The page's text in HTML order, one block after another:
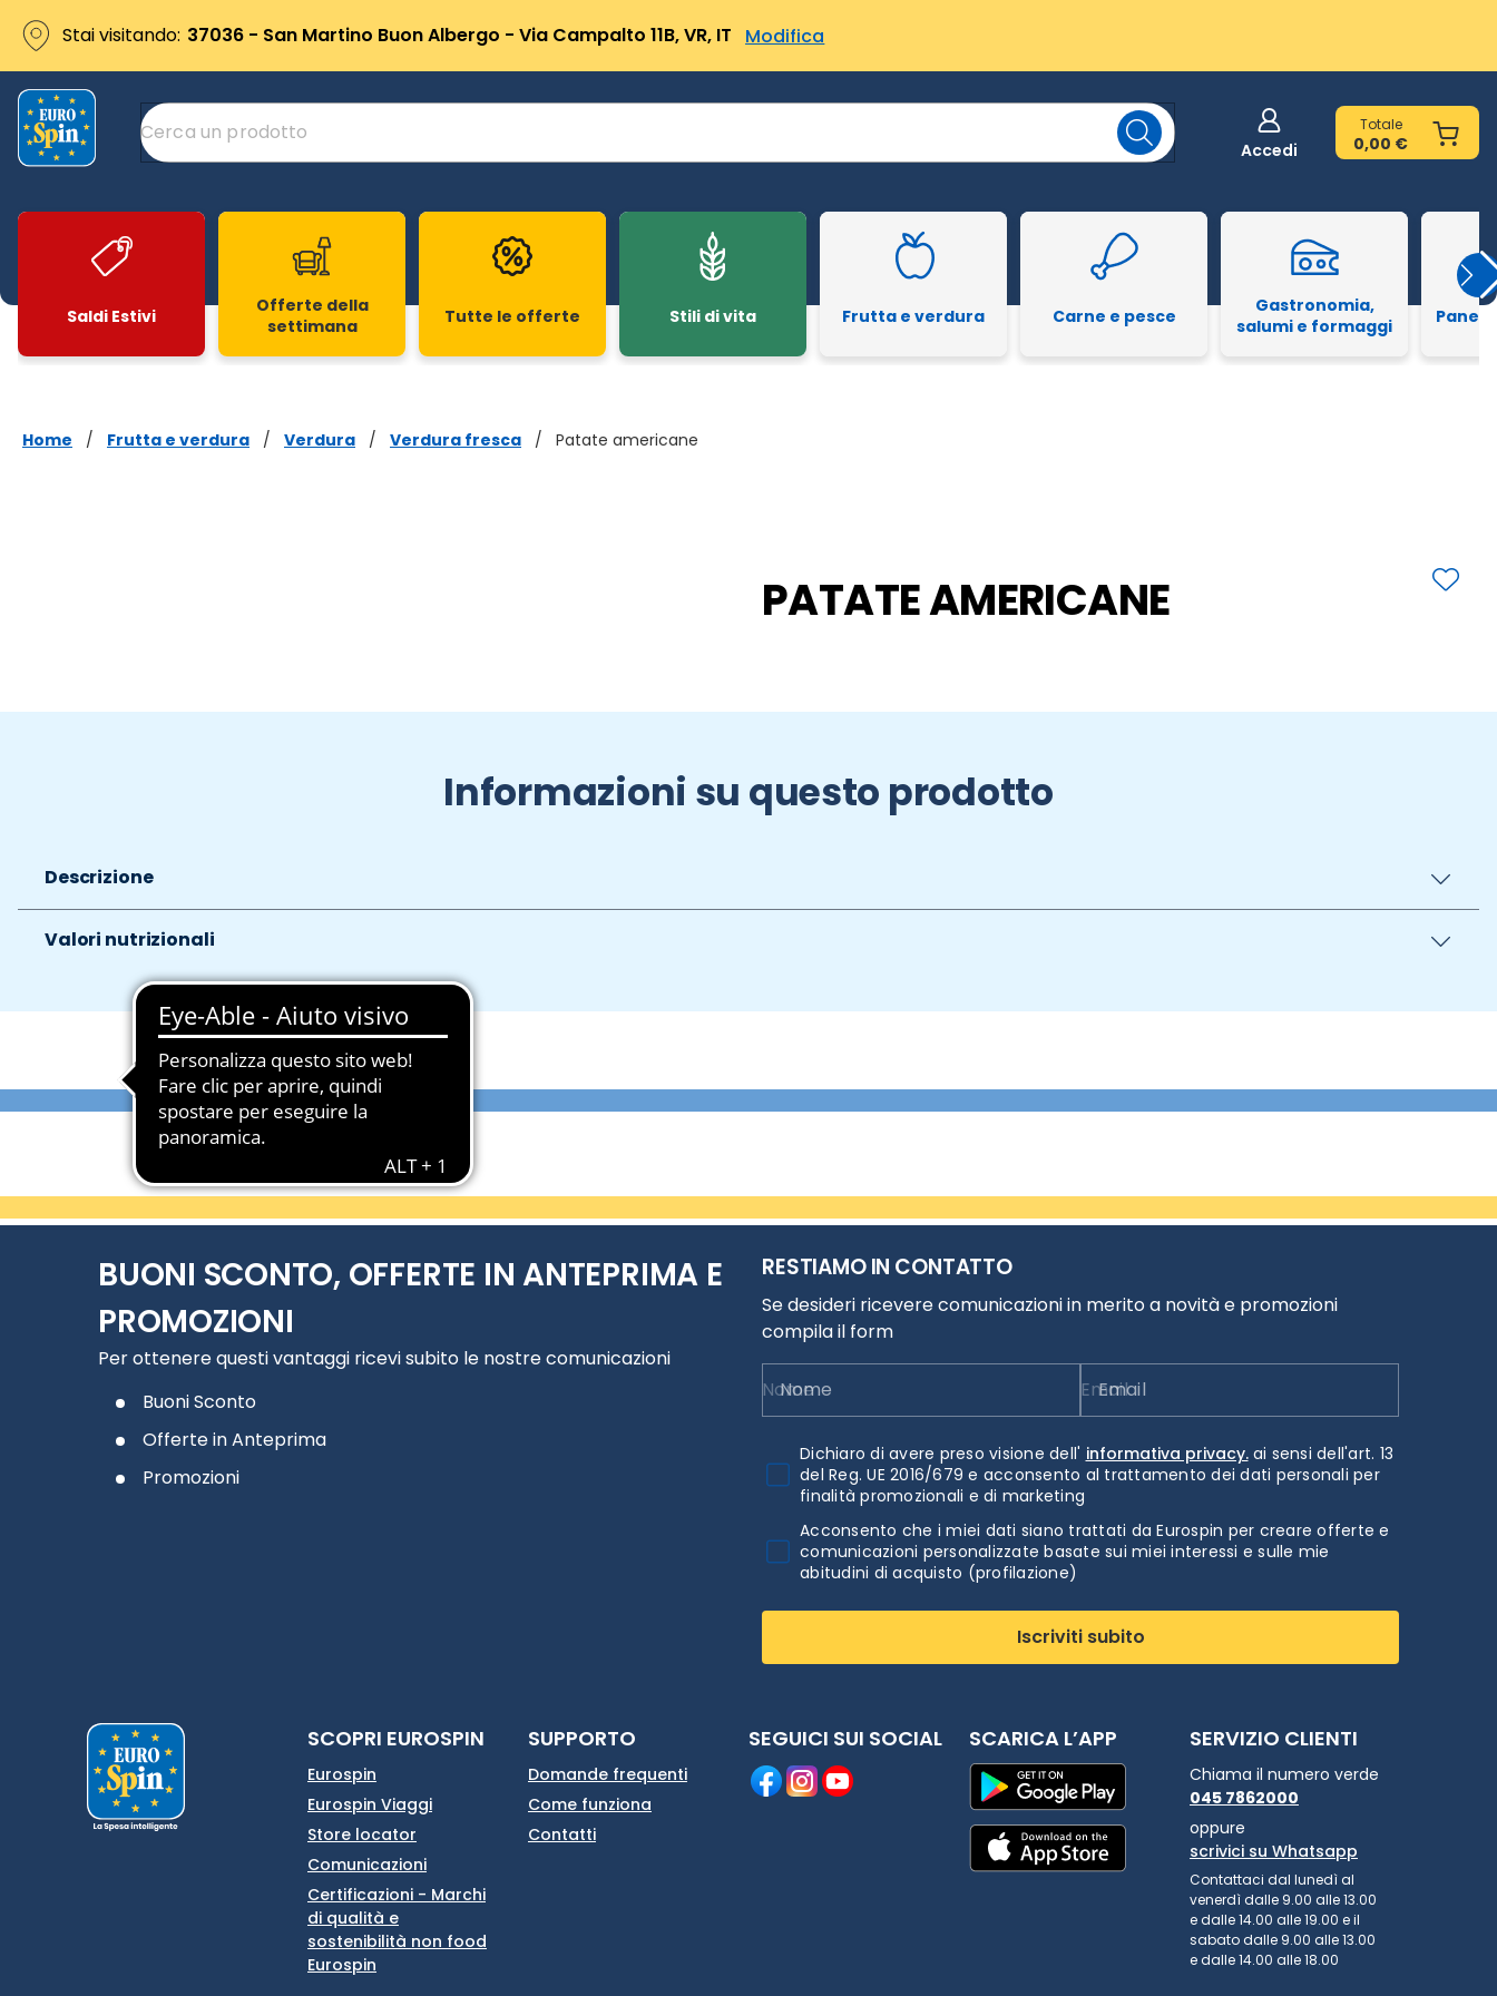
Stai visitando: 37036 - San Martino Buon Albergo - Via Campalto 11B, VR, IT Modifica
Accedi
Totale
0,00 €
Saldi Estivi
Offerte della
settimana
Tutte le offerte Stili di vita Frutta e verdura Carne e pesce
Gastronomia,
salumi e formaggi
Pane
Home / Frutta e verdura / Verdura / Verdura fresca / Patate americane
PATATE AMERICANE
Informazioni su questo prodotto
Descrizione
Valori nutrizionali
BUONI SCONTO, OFFERTE IN ANTEPRIMA E
PROMOZIONI
Per ottenere questi vantaggi ricevi subito le nostre comunicazioni
Buoni Sconto
Offerte in Anteprima
Promozioni
RESTIAMO IN CONTATTO
Se desideri ricevere comunicazioni in merito a novità e promozioni
compila il form
Nome Email
Dichiaro di avere preso visione dell' informativa privacy.ai sensi dell'art. 13
del Reg. UE 2016/679 e acconsento al trattamento dei dati personali per
finalità promozionali e di marketing
Acconsento che i miei dati siano trattati da Eurospin per creare offerte e
comunicazioni personalizzate basate sui miei interessi e sulle mie
abitudini di acquisto (profilazione)
Iscriviti subito
SCOPRI EUROSPIN
Eurospin
Eurospin Viaggi
Store locator
Comunicazioni
Certificazioni - Marchi
di qualità e
sostenibilità non food
Eurospin
SUPPORTO
Domande frequenti
Come funziona
Contatti
SEGUICI SUI SOCIAL SCARICA L’APP SERVIZIO CLIENTI
Chiama il numero verde
045 7862000
oppure
scrivici su Whatsapp
Contattaci dal lunedì al
venerdì dalle 9.00 alle 13.00
e dalle 14.00 alle 19.00 e il
sabato dalle 9.00 alle 13.00
e dalle 14.00 alle 18.00